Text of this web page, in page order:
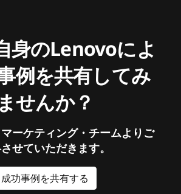
身のLenovoによ
例を共有してみ
ませんか？
ーケティング・チームよりご
せていただきます。
成功事例を共有する